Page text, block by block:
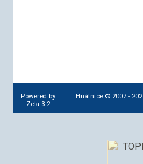
Powered by
Zeta 3.2
Hnátnice © 2007 -